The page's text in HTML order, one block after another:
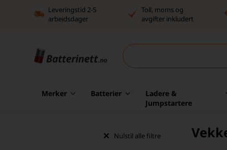
Leveringstid 2-5
arbeidsdager
Toll, moms og
avgifter inkludert
Merker Batterier
Ladere &
Jumpstartere
Nulstil alle filtre